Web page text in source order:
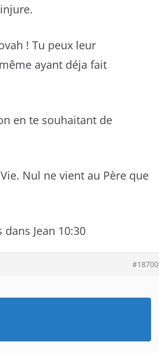
! Tu peux leur
ayant déja fait
en te souhaitant de
Nul ne vient au Père que
Jean 10:30
#18700